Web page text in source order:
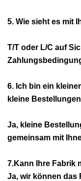
5. Wie sieht es mit
T/T oder L/C auf
6. Ich bin ein
kleine
Ja, kleine
gemeinsam mit
7.Kann Ihre Fabrik
Ja, wir können das